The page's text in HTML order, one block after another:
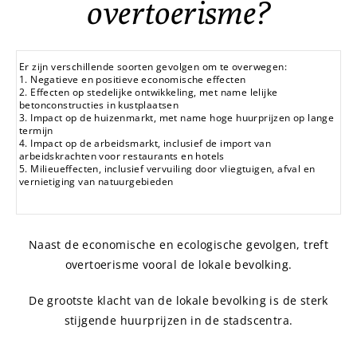
overtoerisme?
Er zijn verschillende soorten gevolgen om te overwegen:
1. Negatieve en positieve economische effecten
2. Effecten op stedelijke ontwikkeling, met name lelijke
betonconstructies in kustplaatsen
3. Impact op de huizenmarkt, met name hoge huurprijzen op lange
termijn
4. Impact op de arbeidsmarkt, inclusief de import van
arbeidskrachten voor restaurants en hotels
5. Milieueffecten, inclusief vervuiling door vliegtuigen, afval en
vernietiging van natuurgebieden
Naast de economische en ecologische gevolgen, treft
overtoerisme vooral de lokale bevolking.
De grootste klacht van de lokale bevolking is de sterk
stijgende huurprijzen in de stadscentra.